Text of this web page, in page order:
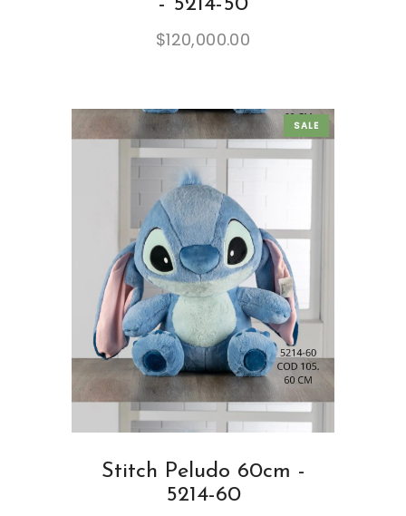
$120,000.00
SALE
Stitch Peludo 60cm -
5214-60